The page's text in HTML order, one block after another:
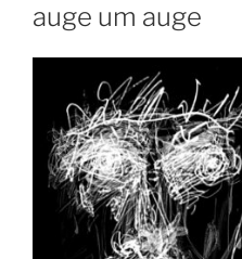
auge um auge